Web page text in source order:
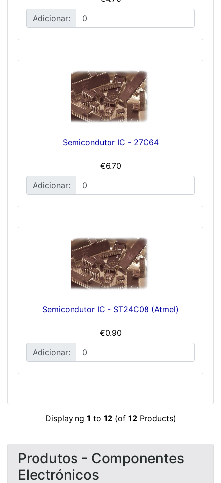
Adicionar:
Semicondutor IC - 27C64
€6.70
Adicionar:
Semicondutor IC - ST24C08 (Atmel)
€0.90
Adicionar:
Displaying 1 to 12(of 12Products)
Produtos - Componentes
Electrónicos